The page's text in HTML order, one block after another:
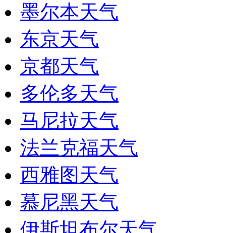
墨尔本天气
东京天气
京都天气
多伦多天气
马尼拉天气
法兰克福天气
西雅图天气
慕尼黑天气